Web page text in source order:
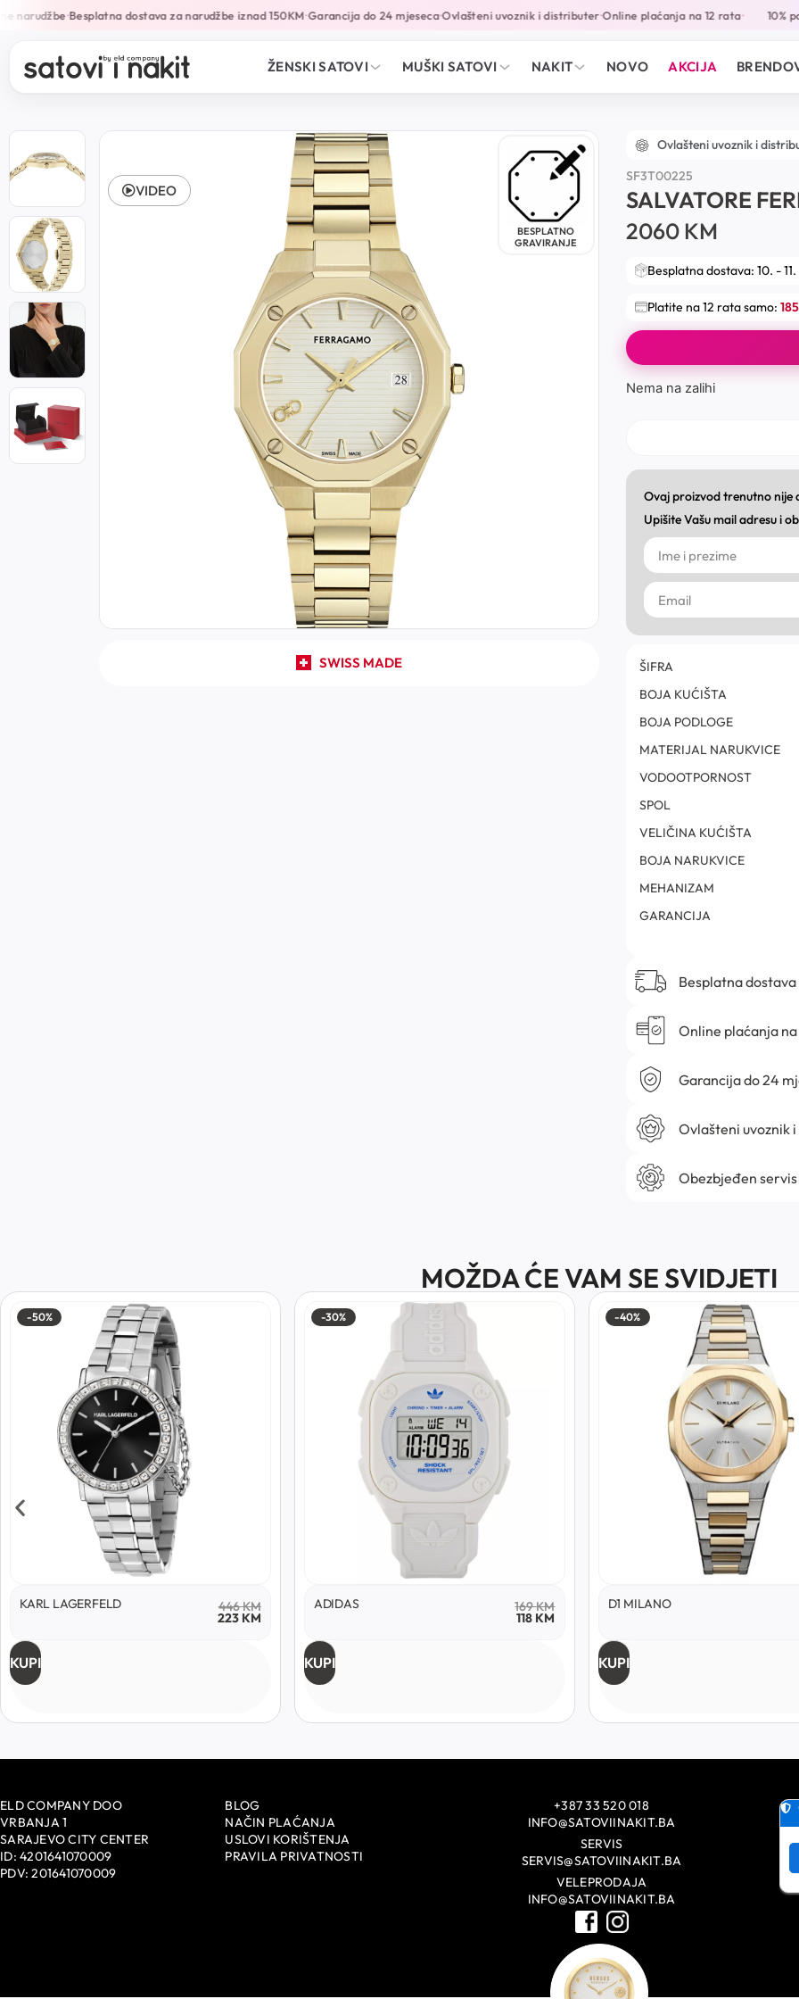
narudžbe•Besplatna dostava za narudžbe iznad 150KM•Garancija do 24 mjeseca•Ovlašteni uvoznik i distributer•Online plaćanja na 12 rata• 10%
ŽENSKI SATOVI MUŠKI SATOVI NAKIT NOVO AKCIJA
BESPLATNO
GRAVIRANJE
SWISS MADE
VIDEO
Ovlašteni uvoznik i
SF3T00225
SALVATORE
2060 KM
Besplatna dostava: 10. -
Platite na 12 rata samo:
Nema na zalihi
Ovaj proizvod trenutno nije
Upišite Vašu mail adresu i
ŠIFRA
BOJA KUĆIŠTA
BOJA PODLOGE
MATERIJAL NARUKVICE
VODOOTPORNOST
SPOL
VELIČINA KUĆIŠTA
BOJA NARUKVICE
MEHANIZAM
GARANCIJA
Besplatna
Online plaćanja na
Garancija do 24
Ovlašteni uvoznik
Obezbjeđen servis
MOŽDA ĆE VAM SE SVIDJETI
-50%
KARL LAGERFELD 446KM
223 KM
KUPI
-30%
ADIDAS 169KM
118 KM
KUPI
-40%
D1 MILANO
KUPI
ELD COMPANY DOO
VRBANJA 1
SARAJEVO CITY CENTER
ID: 4201641070009
PDV: 201641070009
BLOG
NAČIN PLAĆANJA
USLOVI KORIŠTENJA
PRAVILA PRIVATNOSTI
+387 33 520 018
INFO@SATOVIINAKIT.BA
SERVIS
SERVIS@SATOVIINAKIT.BA
VELEPRODAJA
INFO@SATOVIINAKIT.BA